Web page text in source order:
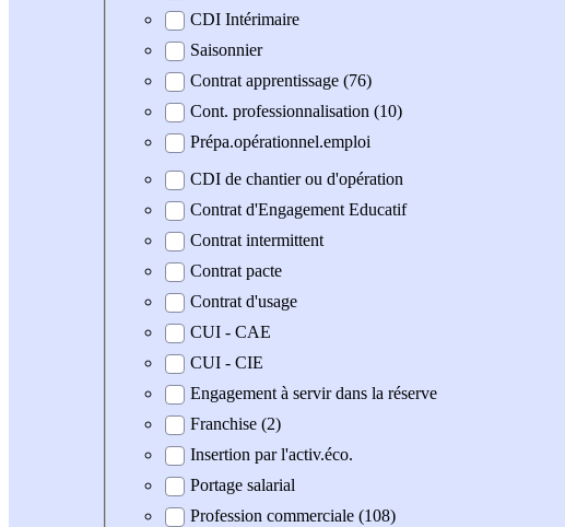
CDI Intérimaire
Saisonnier
Contrat apprentissage (76)
Cont. professionnalisation (10)
Prépa.opérationnel.emploi
CDI de chantier ou d'opération
Contrat d'Engagement Educatif
Contrat intermittent
Contrat pacte
Contrat d'usage
CUI - CAE
CUI - CIE
Engagement à servir dans la réserve
Franchise (2)
Insertion par l'activ.éco.
Portage salarial
Profession commerciale (108)